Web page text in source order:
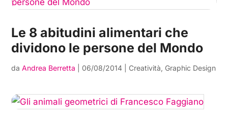
Le 8 abitudini alimentari che
dividono le persone del Mondo
daAndrea Berretta 06/08/2014 Creatività, Graphic Design